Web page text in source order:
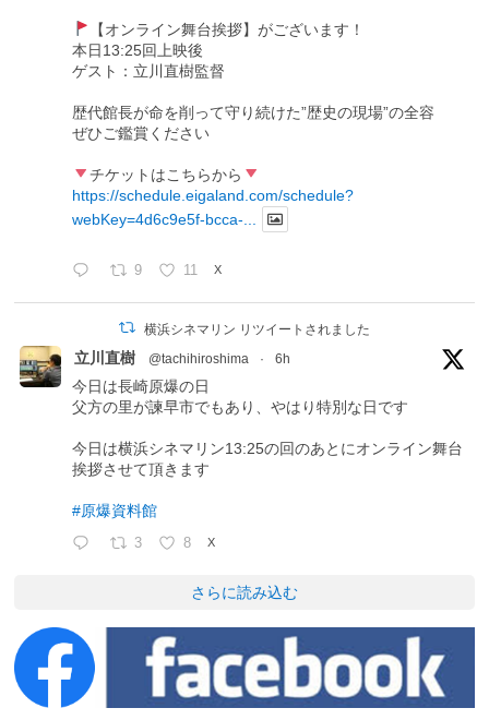
【オンライン舞台挨拶】がございます！
本日13:25回上映後
ゲスト：立川直樹監督
歴代館長が命を削って守り続けた”歴史の現場”の全容
ぜひご鑑賞ください
チケットはこちらから
https://schedule.eigaland.com/schedule?
webKey=4d6c9e5f-bcca-...
9 11 X
横浜シネマリン リツイートされました
立川直樹 @tachihiroshima · 6h
今日は長崎原爆の日
父方の里が諫早市でもあり、やはり特別な日です
今日は横浜シネマリン13:25の回のあとにオンライン舞台
挨拶させて頂きます
#原爆資料館
3 8 X
さらに読み込む